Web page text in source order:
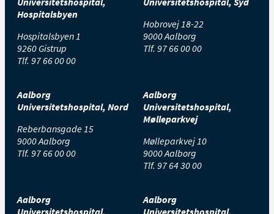
Hospitalsbyen
Hospitalsbyen 1
9260 Gistrup
Tlf. 97 66 00 00
Hobrovej 18-22
9000 Aalborg
Tlf. 97 66 00 00
Aalborg
Universitetshospital, Nord
Reberbansgade 15
9000 Aalborg
Tlf. 97 66 00 00
Aalborg
Universitetshospital,
Mølleparkvej
Mølleparkvej 10
9000 Aalborg
Tlf. 97 64 30 00
Aalborg
Universitetshospital,
Aalborg
Universitetshospital,